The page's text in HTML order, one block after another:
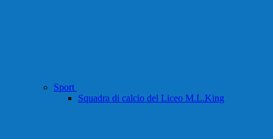
Sport
Squadra di calcio del Liceo M.L.King